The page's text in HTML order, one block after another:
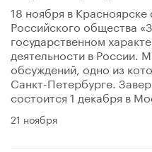
18 ноября в Красноярске
Российского общества
государственном
деятельности в России.
обсуждений, одно из
Санкт-Петербурге.
состоится 1 декабря в
21 ноября